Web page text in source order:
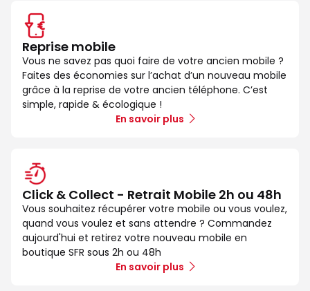
Reprise mobile
Vous ne savez pas quoi faire de votre ancien mobile ?
Faites des économies sur l’achat d’un nouveau mobile
grâce à la reprise de votre ancien téléphone. C’est
simple, rapide & écologique !
En savoir plus
Click & Collect - Retrait Mobile 2h ou 48h
Vous souhaitez récupérer votre mobile ou vous voulez,
quand vous voulez et sans attendre ? Commandez
aujourd'hui et retirez votre nouveau mobile en
boutique SFR sous 2h ou 48h
En savoir plus